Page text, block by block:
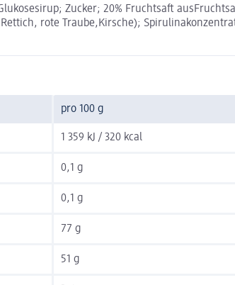
Zucker; 20% Fruchtsaft
rote Traube,Kirsche);
pro 100 g
1 359 kJ / 320 kcal
0,1 g
0,1 g
77 g
51 g